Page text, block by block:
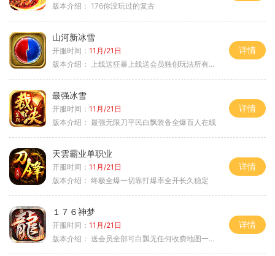
版本介绍： 176你没玩过的复古
山河新冰雪
开服时间： 11月/21日
版本介绍：
上线送狂暴上线送会员独创玩法所有装备靠
详情
最强冰雪
开服时间： 11月/21日
版本介绍： 最强无限刀平民白飘装备全爆百人在线
详情
天雲霸业单职业
开服时间： 11月/21日
版本介绍： 终极全爆一切靠打爆率全开长久稳定
详情
１７６神梦
开服时间： 11月/21日
版本介绍： 送会员全部可白瓢无任何收费地图一切靠打
详情